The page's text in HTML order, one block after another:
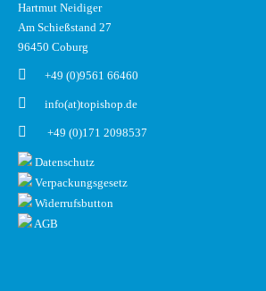
Hartmut Neidiger
Am Schießstand 27
96450 Coburg
+49 (0)9561 66460
info(at)topishop.de
+49 (0)171 2098537
Datenschutz
Verpackungsgesetz
Widerrufsbutton
AGB